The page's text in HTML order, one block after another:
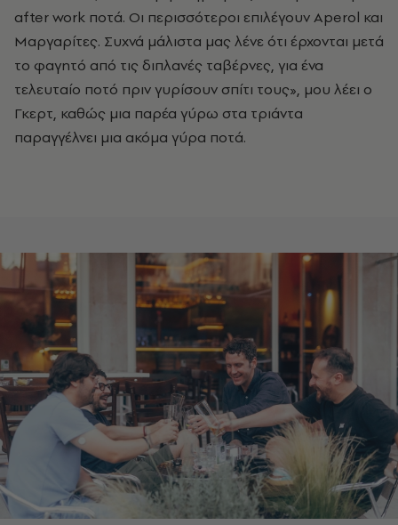
after work ποτά. Οι περισσότεροι επιλέγουν Αperol και
Μαργαρίτες. Συχνά μάλιστα μας λένε ότι έρχονται μετά
το φαγητό από τις διπλανές ταβέρνες, για ένα
τελευταίο ποτό πριν γυρίσουν σπίτι τους», μου λέει ο
Γκερτ, καθώς μια παρέα γύρω στα τριάντα
παραγγέλνει μια ακόμα γύρα ποτά.